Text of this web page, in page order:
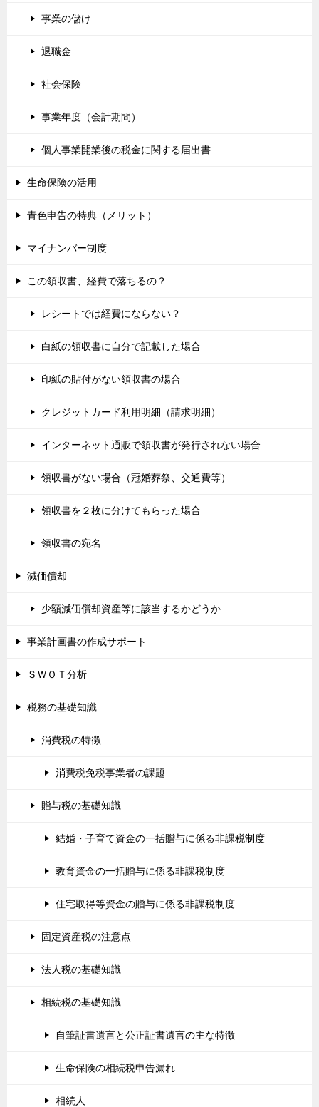
事業の儲け
退職金
社会保険
事業年度（会計期間）
個人事業開業後の税金に関する届出書
生命保険の活用
青色申告の特典（メリット）
マイナンバー制度
この領収書、経費で落ちるの？
レシートでは経費にならない？
白紙の領収書に自分で記載した場合
印紙の貼付がない領収書の場合
クレジットカード利用明細（請求明細）
インターネット通販で領収書が発行されない場合
領収書がない場合（冠婚葬祭、交通費等）
領収書を２枚に分けてもらった場合
領収書の宛名
減価償却
少額減価償却資産等に該当するかどうか
事業計画書の作成サポート
ＳＷＯＴ分析
税務の基礎知識
消費税の特徴
消費税免税事業者の課題
贈与税の基礎知識
結婚・子育て資金の一括贈与に係る非課税制度
教育資金の一括贈与に係る非課税制度
住宅取得等資金の贈与に係る非課税制度
固定資産税の注意点
法人税の基礎知識
相続税の基礎知識
自筆証書遺言と公正証書遺言の主な特徴
生命保険の相続税申告漏れ
相続人